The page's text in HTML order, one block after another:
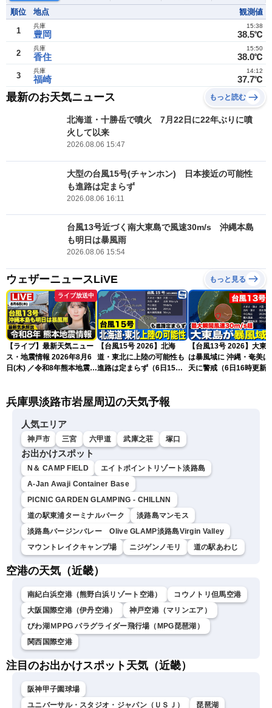
順位 地点 観測値
1 豊岡
兵庫
38.5℃
15:38
2 香住
兵庫
38.0℃
15:50
3 福崎
兵庫
37.7℃
14:12
最新のお天気ニュース もっと読む
北海道・十勝岳で噴火 7月22日に22年ぶりに噴
火して以来
2026.08.06 15:47
大型の台風15号(チャンホン) 日本接近の可能性
も進路は定まらず
2026.08.06 16:11
台風13号近づく南大東島で風速30m/s 沖縄本島
も明日は暴風雨
2026.08.06 15:54
ウェザーニュースLiVE もっと見る
ライブ放送中
【ライブ】最新天気ニュー
ス・地震情報 2026年8月6
日(木) ／令和8年熊本地震情
LiVEムーン・駒木結衣／本
【台風15号 2026】北海
道・東北に上陸の可能性も
進路は定まらず（6日15時
【台風13号 2026】大東
は暴風域に 沖縄・奄美は荒
天に警戒（6日16時更新
兵庫県淡路市岩屋周辺の天気予報
人気エリア
神戸市 三宮 六甲道 武庫之荘 塚口
お出かけスポット
N＆ CAMP FIELD
エイトポイントリゾート淡路島
A-Jan Awaji Container Base
PICNIC GARDEN GLAMPING - CHILLNN
道の駅東浦ターミナルパーク
淡路島マンモス
淡路島バージンバレー Olive GLAMP淡路島Virgin Valley
マウントレイクキャンプ場
ニジゲンノモリ 道の駅あわじ
空港の天気（近畿）
南紀白浜空港（熊野白浜リゾート空港）
コウノトリ但馬空港
大阪国際空港（伊丹空港）
神戸空港（マリンエア）
びわ湖ＭPPG パラグライダー飛行場（MPG琵琶湖）
関西国際空港
注目のお出かけスポット天気（近畿）
阪神甲子園球場
ユニバーサル・スタジオ・ジャパン（ＵＳＪ）
琵琶湖